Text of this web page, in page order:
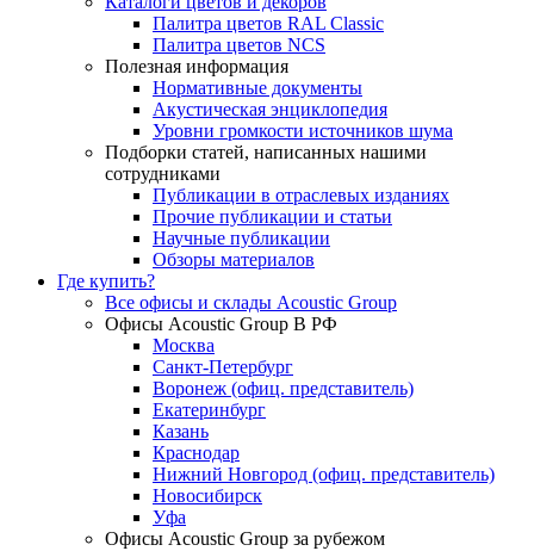
Палитра цветов RAL Сlassic
Палитра цветов NCS
Полезная информация
Нормативные документы
Акустическая энциклопедия
Уровни громкости источников шума
Подборки статей, написанных нашими
сотрудниками
Публикации в отраслевых изданиях
Прочие публикации и статьи
Научные публикации
Обзоры материалов
Где купить?
Все офисы и склады Acoustic Group
Офисы Acoustic Group В РФ
Москва
Санкт-Петербург
Воронеж (офиц. представитель)
Екатеринбург
Казань
Краснодар
Нижний Новгород (офиц. представитель)
Новосибирск
Уфа
Офисы Acoustic Group за рубежом